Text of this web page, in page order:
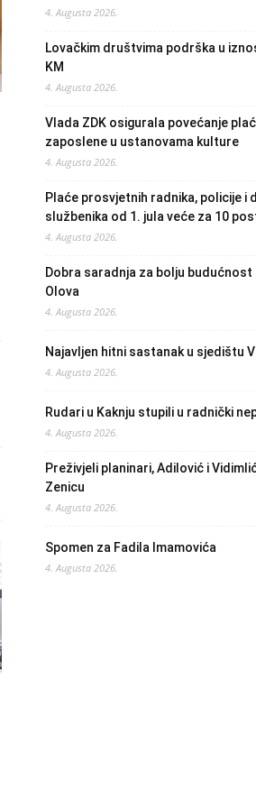
4. Augusta 2026.
Lovačkim društvima podrška u
KM
4. Augusta 2026.
Vlada ZDK osigurala povećanje
zaposlene u ustanovama kulture
4. Augusta 2026.
Plaće prosvjetnih radnika, policije i
službenika od 1. jula veće za 10
4. Augusta 2026.
Dobra saradnja za bolju budućnost
Olova
4. Augusta 2026.
Najavljen hitni sastanak u sjedištu
4. Augusta 2026.
Rudari u Kaknju stupili u radnički
4. Augusta 2026.
Preživjeli planinari, Adilović i
Zenicu
4. Augusta 2026.
Spomen za Fadila Imamovića
4. Augusta 2026.